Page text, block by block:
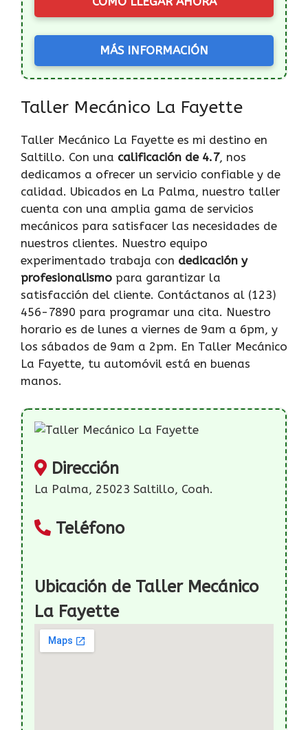
MÁS INFORMACIÓN
Taller Mecánico La Fayette
Taller Mecánico La Fayette es mi destino en
Saltillo. Con una calificación de 4.7, nos
dedicamos a ofrecer un servicio confiable y de
calidad. Ubicados en La Palma, nuestro taller
cuenta con una amplia gama de servicios
mecánicos para satisfacer las necesidades de
nuestros clientes. Nuestro equipo
experimentado trabaja con dedicación y
profesionalismo para garantizar la
satisfacción del cliente. Contáctanos al (123)
456-7890 para programar una cita. Nuestro
horario es de lunes a viernes de 9am a 6pm, y
los sábados de 9am a 2pm. En Taller Mecánico
La Fayette, tu automóvil está en buenas
manos.
Dirección
La Palma, 25023 Saltillo, Coah.
Teléfono
Ubicación de Taller Mecánico
La Fayette